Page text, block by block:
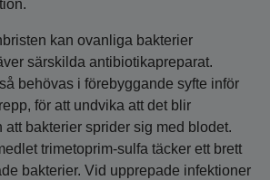
kan ovanliga bakterier
särskilda antibiotikapreparat.
behövas i förebyggande syfte inför
för att undvika att det blir
att bakterier sprider sig med blodet.
trimetoprim-sulfa täcker ett brett
bakterier. Vid upprepade infektioner